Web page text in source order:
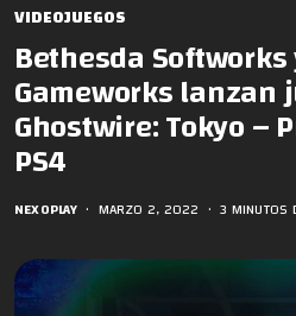
VIDEOJUEGOS
Bethesda
Gameworks lanzan
Ghostwire: Tokyo –
PS4
NEXOPLAY • MARZO 2, 2022 • 3 MINUTOS